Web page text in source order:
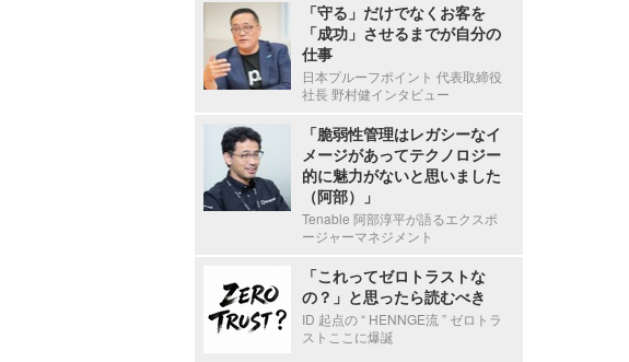
「守る」だけでなくお客を
「成功」させるまでが自分の
仕事
日本プルーフポイント 代表取締役
社長 野村健インタビュー
「脆弱性管理はレガシーなイ
メージがあってテクノロジー
的に魅力がないと思いました
（阿部）」
Tenable 阿部淳平が語るエクスポ
ージャーマネジメント
「これってゼロトラストな
の？」と思ったら読むべき
ID 起点の “ HENNGE流 ” ゼロトラ
ストここに爆誕